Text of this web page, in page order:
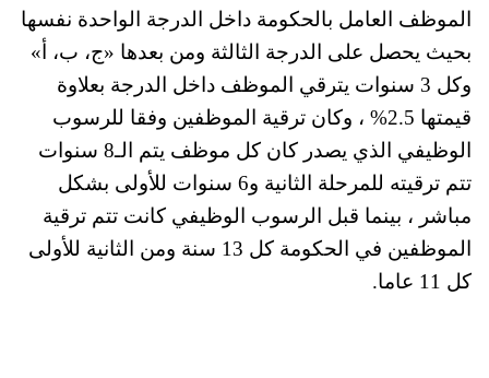
الموظف العامل بالحكومة داخل الدرجة الواحدة نفسها
بحيث يحصل على الدرجة الثالثة ومن بعدها «ج، ب، أ»
وكل 3 سنوات يترقي الموظف داخل الدرجة بعلاوة
قيمتها 2.5% ، وكان ترقية الموظفين وفقا للرسوب
الوظيفي الذي يصدر كان كل موظف يتم الـ8 سنوات
تتم ترقيته للمرحلة الثانية و6 سنوات للأولى بشكل
مباشر ، بينما قبل الرسوب الوظيفي كانت تتم ترقية
الموظفين في الحكومة كل 13 سنة ومن الثانية للأولى
كل 11 عاما.